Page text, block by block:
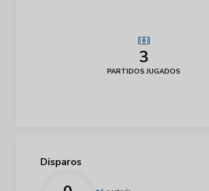
3
PARTIDOS JUGADOS
Disparos